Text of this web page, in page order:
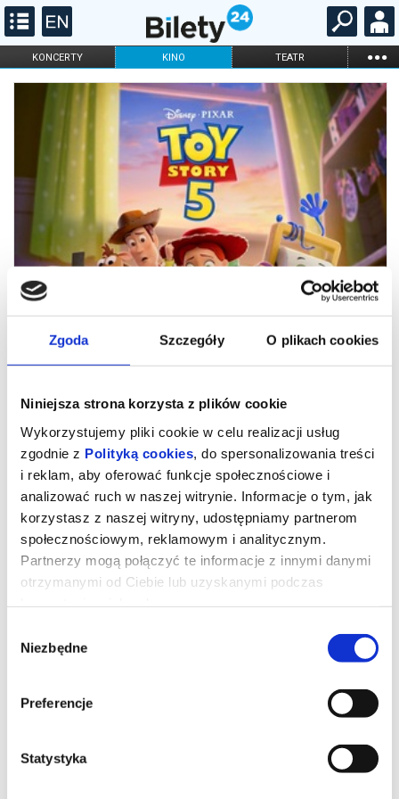
Zgoda Szczegóły O plikach cookies
Niniejsza strona korzysta z plików cookie
Wykorzystujemy pliki cookie w celu realizacji usług
zgodnie z Polityką cookies , do spersonalizowania treści
i reklam, aby oferować funkcje społecznościowe i
analizować ruch w naszej witrynie. Informacje o tym, jak
korzystasz z naszej witryny, udostępniamy partnerom
społecznościowym, reklamowym i analitycznym.
Partnerzy mogą połączyć te informacje z innymi danymi
otrzymanymi od Ciebie lub uzyskanymi podczas
zgody
Niezbędne
Preferencje
Statystyka
KONCERTY KINO TEATR ...
FILHARMONIA OPERA I BALET
STAND-UP
ONLINE KARNETY
*******